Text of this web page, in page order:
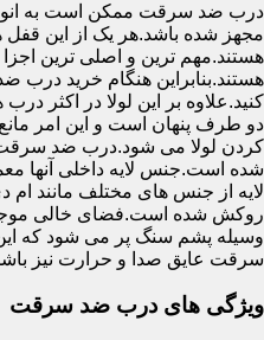
درب ضد سرقت ممکن است به
مجهز شده باشد.هر یک از این قفل
هستند.مهم ترین و اصلی ترین
هستند.بنابراین هنگام خرید
کنید.علاوه بر این لولا در اکثر
دو طرف پنهان است و این امر
کردن لولا می شود.درب ضد سرقت
شده است.جنس لایه داخلی آنها
لایه از جنس های مختلف مانند
روکش شده است.فضای خالی
وسیله پشم سنگ پر می شود که
سرقت عایق صدا و حرارت نیز
ویژگی های درب ضد سرقت